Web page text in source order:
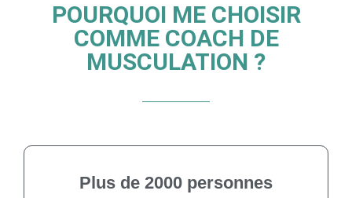
POURQUOI ME CHOISIR
COMME COACH DE
MUSCULATION ?
Plus de 2000 personnes